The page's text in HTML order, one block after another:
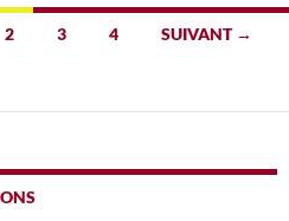
2 3 4 SUIVANT →